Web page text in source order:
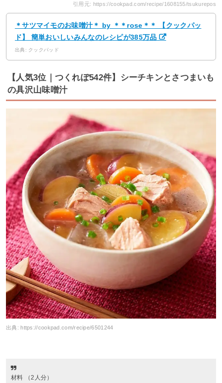
引用元: https://cookpad.com/recipe/1608155/tsukurepos
＊サツマイモのお味噌汁＊ by ＊＊rose＊＊ 【クックパッ
ド】 簡単おいしいみんなのレシピが385万品
出典: クックパッド
【人気3位｜つくれぽ542件】シーチキンとさつまいも
の具沢山味噌汁
出典:https://cookpad.com/recipe/6501244
材料 （2人分）